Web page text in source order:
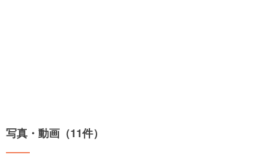
写真・動画（11件）